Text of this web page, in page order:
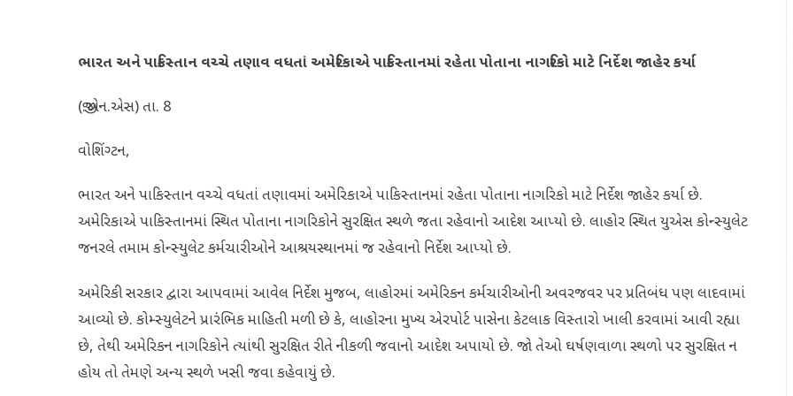
ભારત અને પાકિસ્તાન વચ્ચે તણાવ વધતાં અમેરિકાએ પાકિસ્તાનમાં રહેતા પોતાના નાગરિકો માટે નિર્દેશ જાહેર કર્યા
(જી.એન.એસ) તા. 8
વોશિંગ્ટન,
ભારત અને પાકિસ્તાન વચ્ચે વધતાં તણાવમાં અમેરિકાએ પાકિસ્તાનમાં રહેતા પોતાના નાગરિકો માટે નિર્દેશ જાહેર કર્યા છે.
અમેરિકાએ પાકિસ્તાનમાં સ્થિત પોતાના નાગરિકોને સુરક્ષિત સ્થળે જતા રહેવાનો આદેશ આપ્યો છે. લાહોર સ્થિત યુએસ કોન્સ્યુલેટ
જનરલે તમામ કોન્સ્યુલેટ કર્મચારીઓને આશ્રયસ્થાનમાં જ રહેવાનો નિર્દેશ આપ્યો છે.
અમેરિકી સરકાર દ્વારા આપવામાં આવેલ નિર્દેશ મુજબ, લાહોરમાં અમેરિકન કર્મચારીઓની અવરજવર પર પ્રતિબંધ પણ લાદવામાં
આવ્યો છે. કોમ્સ્યુલેટને પ્રારંભિક માહિતી મળી છે કે, લાહોરના મુખ્ય એરપોર્ટ પાસેના કેટલાક વિસ્તારો ખાલી કરવામાં આવી રહ્યા
છે, તેથી અમેરિકન નાગરિકોને ત્યાંથી સુરક્ષિત રીતે નીકળી જવાનો આદેશ અપાયો છે. જો તેઓ ઘર્ષણવાળા સ્થળો પર સુરક્ષિત ન
હોય તો તેમણે અન્ય સ્થળે ખસી જવા કહેવાયું છે.